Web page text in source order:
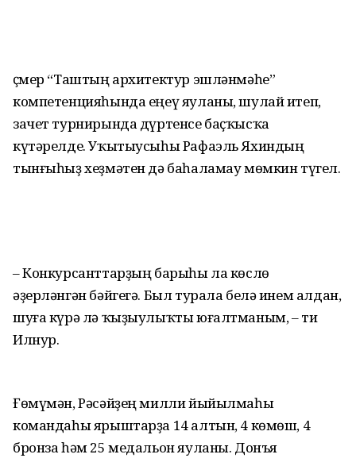
Үҫмер “Таштың архитектур эшләнмәһе”
компетенцияһында еңеү яуланы, шулай итеп,
зачет турнирында дүртенсе баҫҡысҡа
күтәрелде. Уҡытыусыһы Рафаэль Яхиндың
тынғыһыҙ хеҙмәтен дә баһаламау мөмкин түгел.
– Конкурсанттарҙың барыһы ла көслө
әҙерләнгән бәйгегә. Был турала белә инем алдан,
шуға күрә лә ҡыҙыулыҡты юғалтманым, – ти
Илнур.
Ғөмүмән, Рәсәйҙең милли йыйылмаһы
командаһы ярыштарҙа 14 алтын, 4 көмөш, 4
бронза һәм 25 медальон яуланы. Донъя